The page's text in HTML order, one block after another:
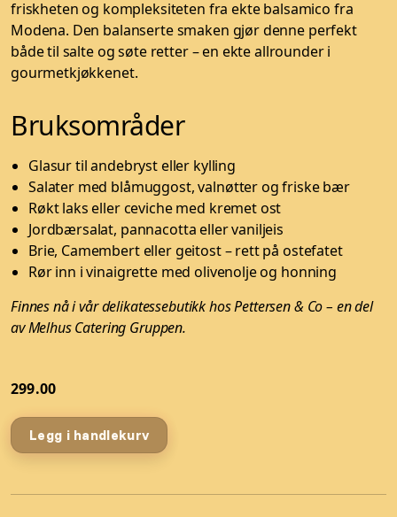
friskheten og kompleksiteten fra ekte balsamico fra
Modena. Den balanserte smaken gjør denne perfekt
både til salte og søte retter – en ekte allrounder i
gourmetkjøkkenet.
Bruksområder
Glasur til andebryst eller kylling
Salater med blåmuggost, valnøtter og friske bær
Røkt laks eller ceviche med kremet ost
Jordbærsalat, pannacotta eller vaniljeis
Brie, Camembert eller geitost – rett på ostefatet
Rør inn i vinaigrette med olivenolje og honning
Finnes nå i vår delikatessebutikk hos Pettersen & Co – en del
av Melhus Catering Gruppen.
299.00
Legg i handlekurv